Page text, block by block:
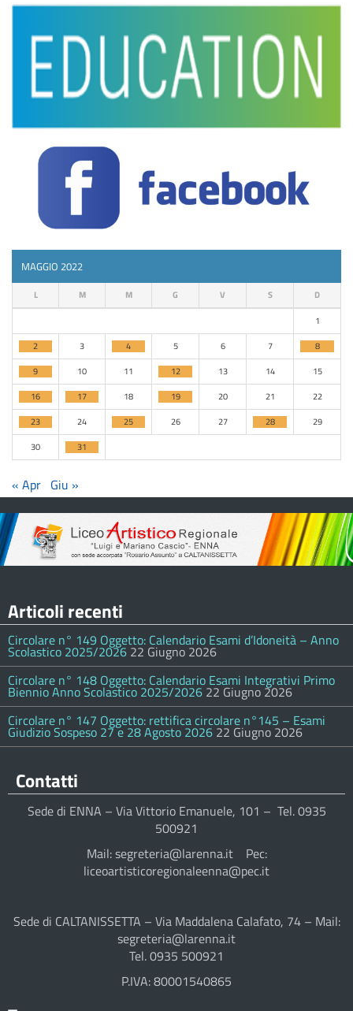
MAGGIO 2022
L M M G V S D
1
2
3 4 5 6 7
8
9
10 11 12 13 14
15
16
17 18 19 20 21
22
23
24 25 26 27 28
29
30
31
« Apr Giu »
Articoli recenti
Circolare n° 149 Oggetto: Calendario Esami d’Idoneità – Anno
Scolastico 2025/2026 22 Giugno 2026
Circolare n° 148 Oggetto: Calendario Esami Integrativi Primo
Biennio Anno Scolastico 2025/2026 22 Giugno 2026
Circolare n° 147 Oggetto: rettifica circolare n°145 – Esami
Giudizio Sospeso 27 e 28 Agosto 2026 22 Giugno 2026
Contatti
Sede di ENNA – Via Vittorio Emanuele, 101 – Tel. 0935
500921
Mail: segreteria@larenna.it Pec:
liceoartisticoregionaleenna@pec.it
Sede di CALTANISSETTA – Via Maddalena Calafato, 74 – Mail:
segreteria@larenna.it
Tel. 0935 500921
P.IVA: 80001540865